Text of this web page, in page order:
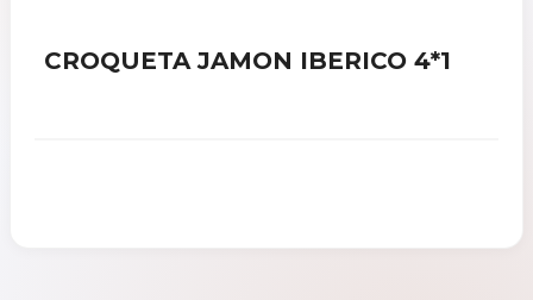
CROQUETA JAMON IBERICO 4*1